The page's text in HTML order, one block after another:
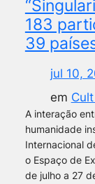
183
39
jul 10,
em
A interação
humanidade
Internacional
o Espaço de
de julho a 27